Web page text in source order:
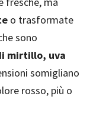
o trasformate
sono
mirtillo, uva
somigliano
rosso, più o